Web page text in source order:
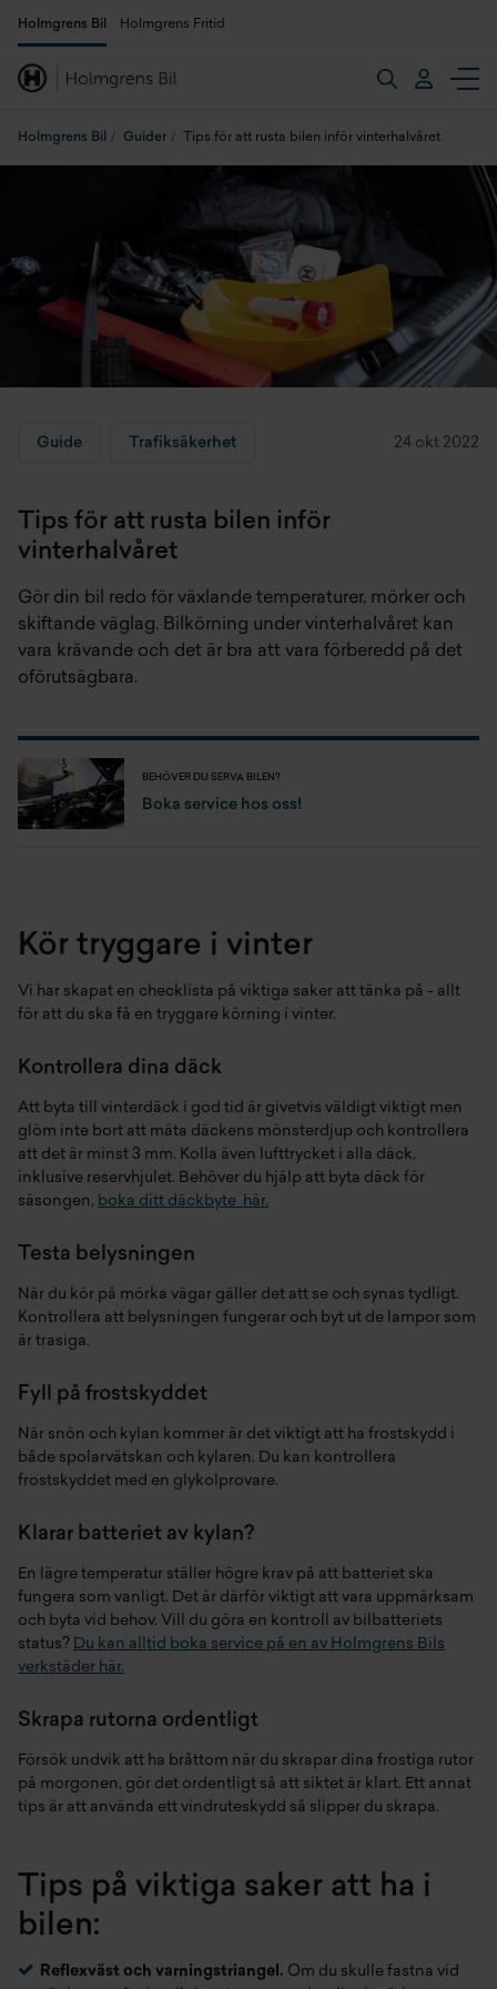
Holmgrens Bil Holmgrens Fritid
Holmgrens Bil Guider Tips för att rusta bilen inför vinterhalvåret
Guide Trafiksäkerhet 24 okt 2022
Tips för att rusta bilen inför
vinterhalvåret
Gör din bil redo för växlande temperaturer, mörker och
skiftande väglag. Bilkörning under vinterhalvåret kan
vara krävande och det är bra att vara förberedd på det
oförutsägbara.
BEHÖVER DU SERVA BILEN?
Boka service hos oss!
Kör tryggare i vinter
Vi har skapat en checklista på viktiga saker att tänka på - allt
för att du ska få en tryggare körning i vinter.
Kontrollera dina däck
Att byta till vinterdäck i god tid är givetvis väldigt viktigt men
glöm inte bort att mäta däckens mönsterdjup och kontrollera
att det är minst 3 mm. Kolla även lufttrycket i alla däck,
inklusive reservhjulet. Behöver du hjälp att byta däck för
säsongen, boka ditt däckbyte här.
Testa belysningen
När du kör på mörka vägar gäller det att se och synas tydligt.
Kontrollera att belysningen fungerar och byt ut de lampor som
är trasiga.
Fyll på frostskyddet
När snön och kylan kommer är det viktigt att ha frostskydd i
både spolarvätskan och kylaren. Du kan kontrollera
frostskyddet med en glykolprovare.
Klarar batteriet av kylan?
En lägre temperatur ställer högre krav på att batteriet ska
fungera som vanligt. Det är därför viktigt att vara uppmärksam
och byta vid behov. Vill du göra en kontroll av bilbatteriets
status? Du kan alltid boka service på en av Holmgrens Bils
verkstäder här.
Skrapa rutorna ordentligt
Försök undvik att ha bråttom när du skrapar dina frostiga rutor
på morgonen, gör det ordentligt så att siktet är klart. Ett annat
tips är att använda ett vindruteskydd så slipper du skrapa.
Tips på viktiga saker att ha i
bilen:
Reflexväst och varningstriangel. Om du skulle fastna vid